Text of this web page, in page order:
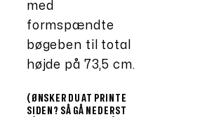
med
formspændte
bøgeben til total
højde på 73,5 cm.
(ØNSKER DU AT PRINTE
SIDEN? SÅ GÅ NEDERST